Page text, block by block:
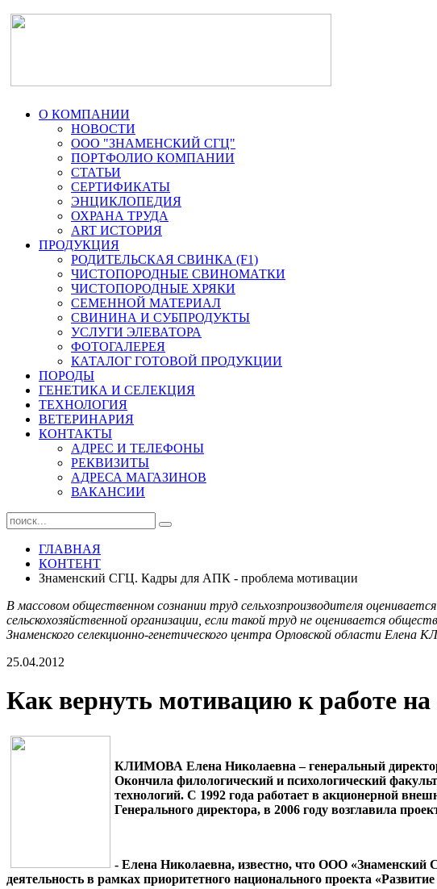
О КОМПАНИИ
НОВОСТИ
ООО "ЗНАМЕНСКИЙ СГЦ"
ПОРТФОЛИО КОМПАНИИ
СТАТЬИ
СЕРТИФИКАТЫ
ЭНЦИКЛОПЕДИЯ
ОХРАНА ТРУДА
ART ИСТОРИЯ
ПРОДУКЦИЯ
РОДИТЕЛЬСКАЯ СВИНКА (F1)
ЧИСТОПОРОДНЫЕ СВИНОМАТКИ
ЧИСТОПОРОДНЫЕ ХРЯКИ
СЕМЕННОЙ МАТЕРИАЛ
СВИНИНА И СУБПРОДУКТЫ
УСЛУГИ ЭЛЕВАТОРА
ФОТОГАЛЕРЕЯ
КАТАЛОГ ГОТОВОЙ ПРОДУКЦИИ
ПОРОДЫ
ГЕНЕТИКА И СЕЛЕКЦИЯ
ТЕХНОЛОГИЯ
ВЕТЕРИНАРИЯ
КОНТАКТЫ
АДРЕС И ТЕЛЕФОНЫ
РЕКВИЗИТЫ
АДРЕСА МАГАЗИНОВ
ВАКАНСИИ
ГЛАВНАЯ
КОНТЕНТ
Знаменский СГЦ. Кадры для АПК - проблема мотивации
В массовом общественном сознании труд сельхозпроизводителя
сельскохозяйственной организации, если такой труд не оценивается
Знаменского селекционно-генетического центра Орловской области Елена
25.04.2012
Как вернуть мотивацию к работе на
КЛИМОВА Елена Николаевна – генеральный
Окончила филологический и психологический
технологий. С 1992 года работает в акционерной
Генерального директора, в 2006 году возглавила
- Елена Николаевна, известно, что ООО
деятельность в рамках приоритетного национального проекта